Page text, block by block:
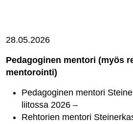
28.05.2026
Pedagoginen mentori (myös
mentorointi)
Pedagoginen mentori
liitossa 2026 –
Rehtorien mentori